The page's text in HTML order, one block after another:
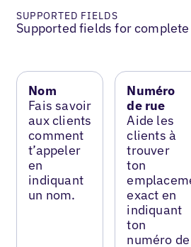
SUPPORTED FIELDS
Supported fields for
Nom
Fais savoir
aux clients
comment
t’appeler
en
indiquant
un nom.
Numéro
de rue
Aide les
clients à
trouver
ton
exact en
indiquant
ton
numéro de